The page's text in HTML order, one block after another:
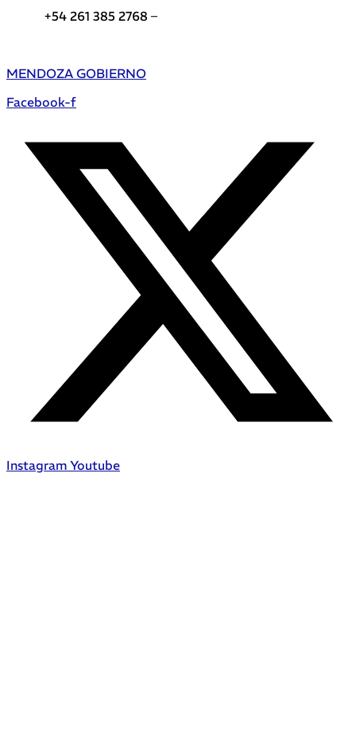
+54 261 385 2768 –
MENDOZA GOBIERNO
Facebook-f
Instagram Youtube